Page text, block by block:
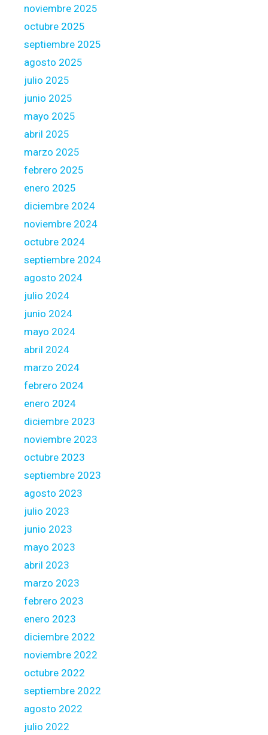
n
c
o
m
a
g
n
i
d
e
m
o
u
l
o
noviembre 2025
octubre 2025
septiembre 2025
agosto 2025
julio 2025
junio 2025
mayo 2025
abril 2025
marzo 2025
febrero 2025
enero 2025
diciembre 2024
noviembre 2024
octubre 2024
septiembre 2024
agosto 2024
julio 2024
junio 2024
mayo 2024
abril 2024
marzo 2024
febrero 2024
enero 2024
diciembre 2023
noviembre 2023
octubre 2023
septiembre 2023
agosto 2023
julio 2023
junio 2023
mayo 2023
abril 2023
marzo 2023
febrero 2023
enero 2023
diciembre 2022
noviembre 2022
octubre 2022
septiembre 2022
agosto 2022
julio 2022